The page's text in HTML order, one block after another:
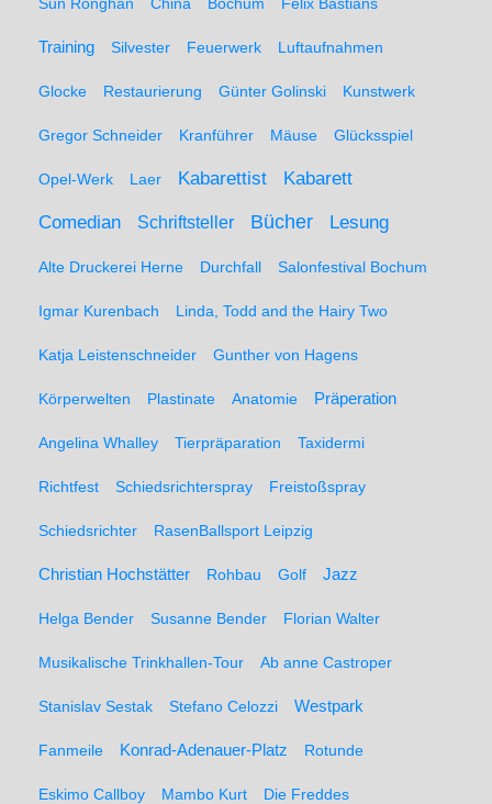
Training Silvester Feuerwerk Luftaufnahmen
Glocke Restaurierung Günter Golinski Kunstwerk
Gregor Schneider Kranführer Mäuse Glücksspiel
Opel-Werk Laer Kabarettist
Kabarett
Comedian
Schriftsteller Bücher Lesung
Alte Druckerei Herne Durchfall Salonfestival Bochum
Igmar Kurenbach Linda, Todd and the Hairy Two
Katja Leistenschneider Gunther von Hagens
Körperwelten Plastinate Anatomie Präperation
Angelina Whalley Tierpräparation Taxidermi
Richtfest Schiedsrichterspray Freistoßspray
Schiedsrichter RasenBallsport Leipzig
Christian Hochstätter Rohbau Golf Jazz
Helga Bender Susanne Bender Florian Walter
Musikalische Trinkhallen-Tour Ab anne Castroper
Stanislav Sestak Stefano Celozzi Westpark
Fanmeile Konrad-Adenauer-Platz Rotunde
Eskimo Callboy Mambo Kurt Die Freddes